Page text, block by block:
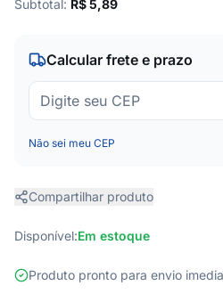
Subtotal: R$5,89
Calcular frete e prazo
Não sei meu CEP
Compartilhar produto
Disponível:Em estoque
Produto pronto para envio